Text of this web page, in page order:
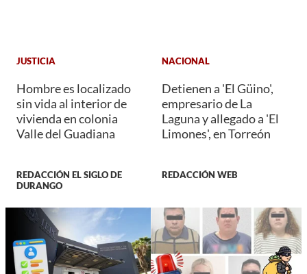
JUSTICIA
Hombre es localizado
sin vida al interior de
vivienda en colonia
Valle del Guadiana
REDACCIÓN EL SIGLO DE
DURANGO
NACIONAL
Detienen a 'El Güino',
empresario de La
Laguna y allegado a 'El
Limones', en Torreón
REDACCIÓN WEB